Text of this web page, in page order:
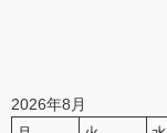
2026年8月